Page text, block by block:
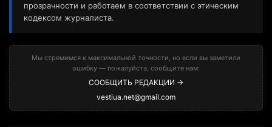
прозрачности и работаем в соответствии с этическим
кодексом журналиста.
Мы стремимся к максимальной точности, но если вы заметили
ошибку — пожалуйста, сообщите нам:
СООБЩИТЬ РЕДАКЦИИ →
vestiua.net@gmail.com